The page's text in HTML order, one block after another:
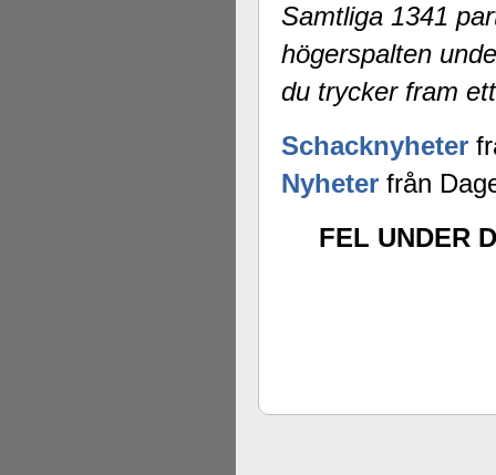
Samtliga 1341
högerspalten
du trycker fram
Schacknyheter
Nyheter från
FEL UNDER